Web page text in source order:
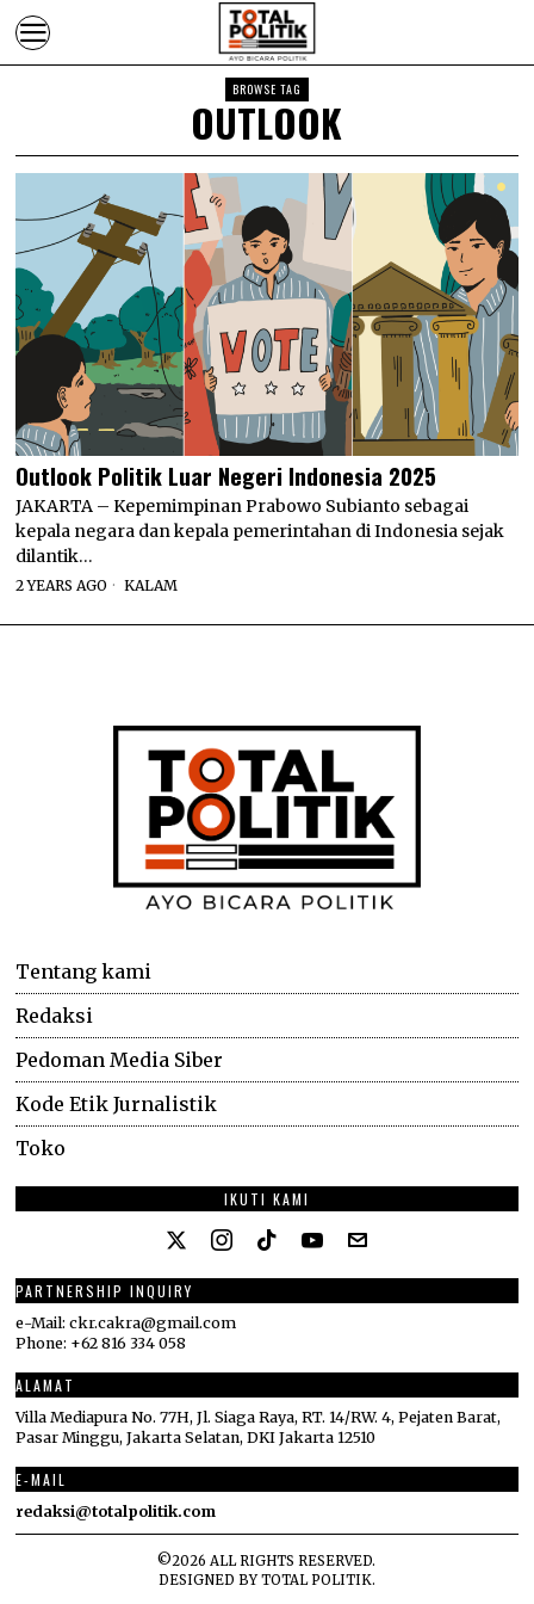
BROWSE TAG
OUTLOOK
Outlook Politik Luar Negeri Indonesia 2025
JAKARTA – Kepemimpinan Prabowo Subianto sebagai
kepala negara dan kepala pemerintahan di Indonesia sejak
dilantik…
2 YEARS AGO KALAM
Tentang kami
Redaksi
Pedoman Media Siber
Kode Etik Jurnalistik
Toko
IKUTI KAMI
PARTNERSHIP INQUIRY
e-Mail: ckr.cakra@gmail.com
Phone: +62 816 334 058
ALAMAT
Villa Mediapura No. 77H, Jl. Siaga Raya, RT. 14/RW. 4, Pejaten Barat,
Pasar Minggu, Jakarta Selatan, DKI Jakarta 12510
E-MAIL
redaksi@totalpolitik.com
©2026 ALL RIGHTS RESERVED.
DESIGNED BYTOTAL POLITIK.